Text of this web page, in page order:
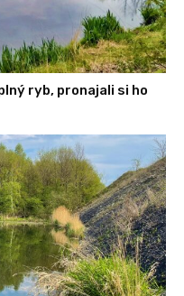
ryb, pronajali si ho